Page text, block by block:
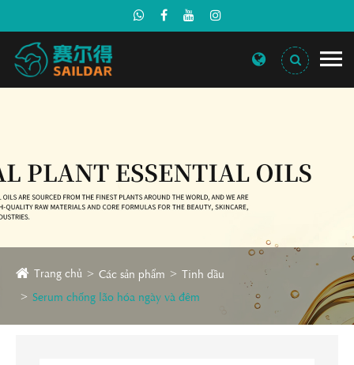
Trang chủ Các sản phẩm
Tinh dầu
Serum chống lão hóa ngày và đêm